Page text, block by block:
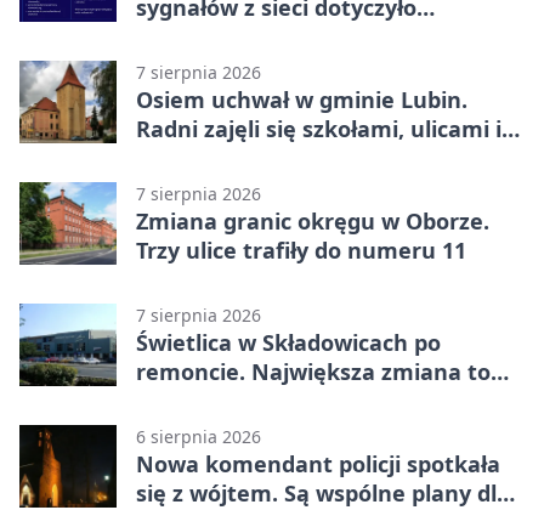
sygnałów z sieci dotyczyło
7 sierpnia 2026
Osiem uchwał w gminie Lubin.
Radni zajęli się szkołami, ulicami i
7 sierpnia 2026
Zmiana granic okręgu w Oborze.
Trzy ulice trafiły do numeru 11
7 sierpnia 2026
Świetlica w Składowicach po
remoncie. Największa zmiana to
6 sierpnia 2026
Nowa komendant policji spotkała
się z wójtem. Są wspólne plany dla